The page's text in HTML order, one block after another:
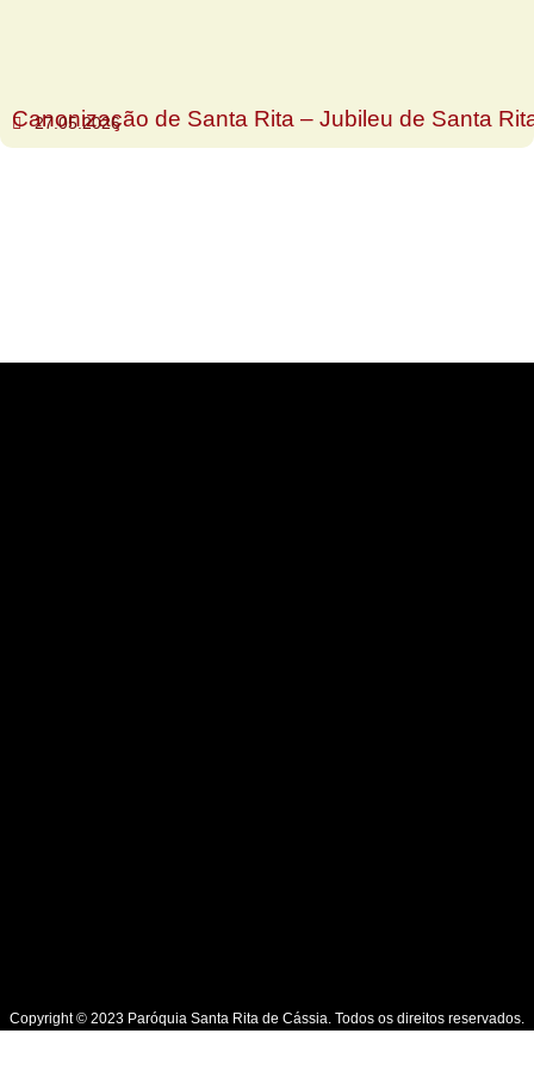
Canonização de Santa Rita – Jubileu de Santa
27.05.2026
Copyright © 2023 Paróquia Santa Rita de Cássia. Todos os direitos reservados.